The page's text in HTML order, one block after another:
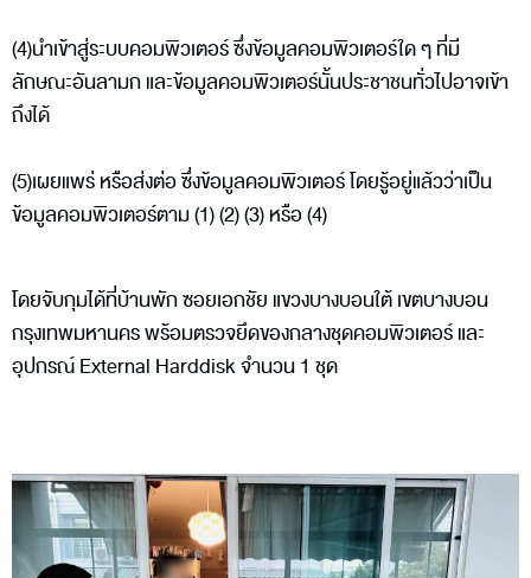
(4)นำเข้าสู่ระบบคอมพิวเตอร์ ซึ่งข้อมูลคอมพิวเตอร์ใด ๆ ที่มี
ลักษณะอันลามก และข้อมูลคอมพิวเตอร์นั้นประชาชนทั่วไปอาจเข้า
ถึงได้
(5)เผยแพร่ หรือส่งต่อ ซึ่งข้อมูลคอมพิวเตอร์ โดยรู้อยู่แล้วว่าเป็น
ข้อมูลคอมพิวเตอร์ตาม (1) (2) (3) หรือ (4)
โดยจับกุมได้ที่บ้านพัก ซอยเอกชัย แขวงบางบอนใต้ เขตบางบอน
กรุงเทพมหานคร พร้อมตรวจยึดของกลางชุดคอมพิวเตอร์ และ
อุปกรณ์ External Harddisk จำนวน 1 ชุด